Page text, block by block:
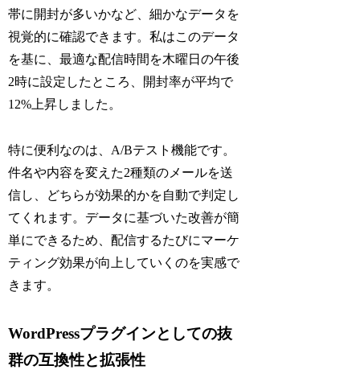
帯に開封が多いかなど、細かなデータを
視覚的に確認できます。私はこのデータ
を基に、最適な配信時間を木曜日の午後
2時に設定したところ、開封率が平均で
12%上昇しました。
特に便利なのは、A/Bテスト機能です。
件名や内容を変えた2種類のメールを送
信し、どちらが効果的かを自動で判定し
てくれます。データに基づいた改善が簡
単にできるため、配信するたびにマーケ
ティング効果が向上していくのを実感で
きます。
WordPressプラグインとしての抜
群の互換性と拡張性